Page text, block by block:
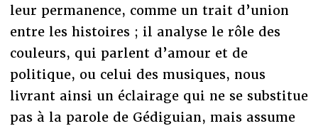
leur permanence, comme un trait d’union
entre les histoires ; il analyse le rôle des
couleurs, qui parlent d’amour et de
politique, ou celui des musiques, nous
livrant ainsi un éclairage qui ne se substitue
pas à la parole de Gédiguian, mais assume